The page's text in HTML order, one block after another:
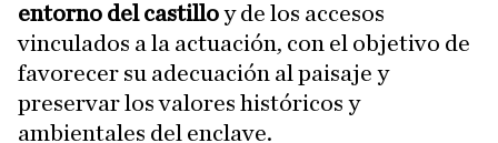
entorno del castilloy de los accesos
vinculados a la actuación, con el objetivo de
favorecer su adecuación al paisaje y
preservar los valores históricos y
ambientales del enclave.